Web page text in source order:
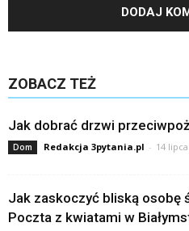
ZOBACZ TEŻ
Jak dobrać drzwi
Dom Redakcja 3pytania.pl - 14
Jak zaskoczyć bliską osobę
Poczta z kwiatami w